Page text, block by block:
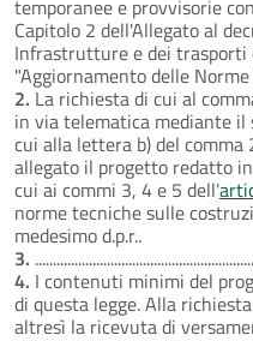
temporanee e provvisorie
Capitolo 2 dell'Allegato al
Infrastrutture e dei trasporti
"Aggiornamento delle
2. La richiesta di cui al
in via telematica mediante
cui alla lettera b) del
allegato il progetto redatto
cui ai commi 3, 4 e 5 dell'
norme tecniche sulle
medesimo d.p.r..
3.
4. I contenuti minimi del
di questa legge. Alla
altresì la ricevuta di